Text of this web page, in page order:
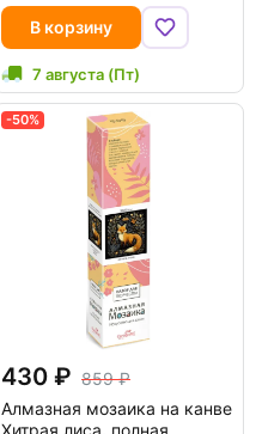
В корзину
7 августа (Пт)
-50%
430
859
Алмазная мозаика на канве
Хитрая лиса, полная